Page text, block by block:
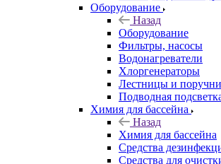
Оборудование
Назад
Оборудование
Фильтры, насосы
Водонагреватели
Хлоргенераторы
Лестницы и поручни
Подводная
Химия для бассейна
Назад
Химия для бассейна
Средства
Средства для